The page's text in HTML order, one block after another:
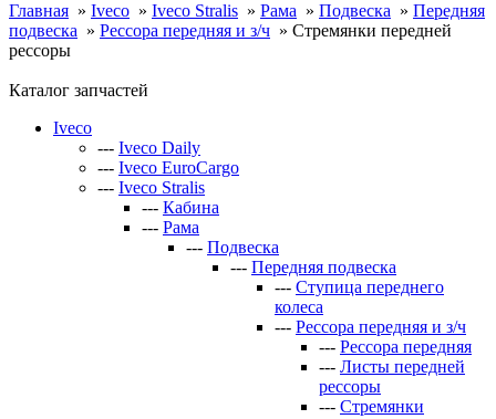
Главная » Iveco » Iveco Stralis » Рама » Подвеска » Передняя
подвеска » Рессора передняя и з/ч » Стремянки передней
рессоры
Каталог запчастей
Iveco
--- Iveco Daily
--- Iveco EuroCargo
--- Iveco Stralis
--- Кабина
--- Рама
--- Подвеска
--- Передняя подвеска
--- Ступица переднего
колеса
--- Рессора передняя и з/ч
--- Рессора передняя
--- Листы передней
рессоры
--- Стремянки